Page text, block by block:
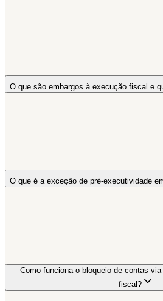
O que são embargos à execução fiscal e
O que é a exceção de pré-executividade
Como funciona o bloqueio de contas
fiscal?